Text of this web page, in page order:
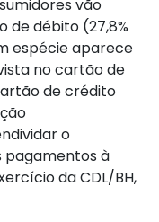
vão
de débito (27,8%
espécie aparece
no cartão de
de crédito
o
pagamentos à
da CDL/BH,